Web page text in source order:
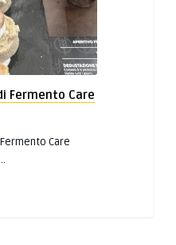
Fermento Care
Care